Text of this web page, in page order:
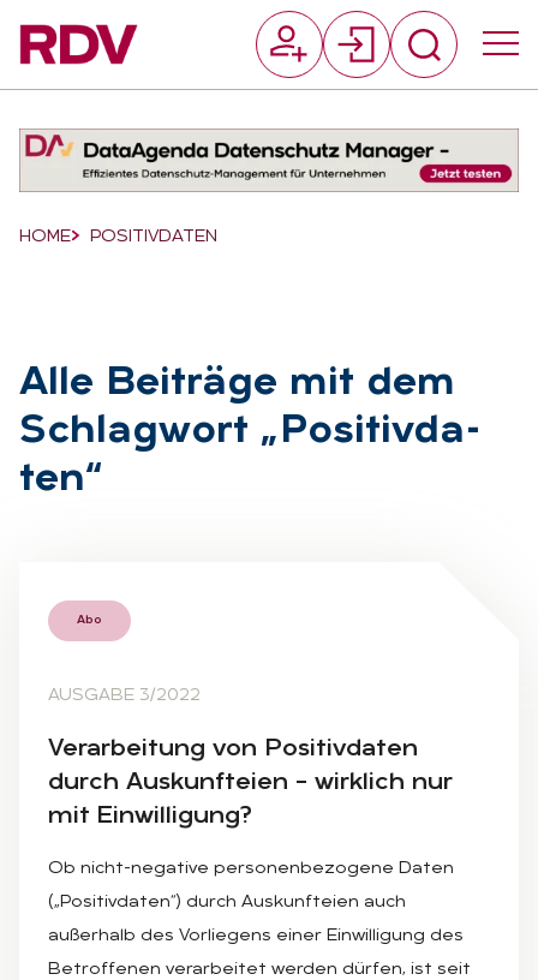
Breadcrumb-Navigation
HOME POSITIVDATEN
Alle Bei­trä­ge mit dem
Schlag­wort „Po­si­tiv­da­
ten“
Abo
AUSGABE 3/2022
Ver­ar­bei­tung von Po­si­tiv­da­ten
durch Aus­kunftei­en – wirk­lich nur
mit Ein­wil­li­gung?
Ob nicht-negative personenbezogene Daten
(„Positivdaten“) durch Auskunfteien auch
außerhalb des Vorliegens einer Einwilligung des
Betroffenen verarbeitet werden dürfen, ist seit